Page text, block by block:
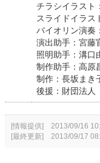
チラシイラスト
スライドイラス
バイオリン演奏
演出助手：宮
照明助手：溝口
制作助手：高
制作：長坂まき
後援：財団法
[情報提供] 2013/09/16
[最終更新] 2013/09/17